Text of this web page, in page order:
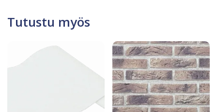
Tutustu myös